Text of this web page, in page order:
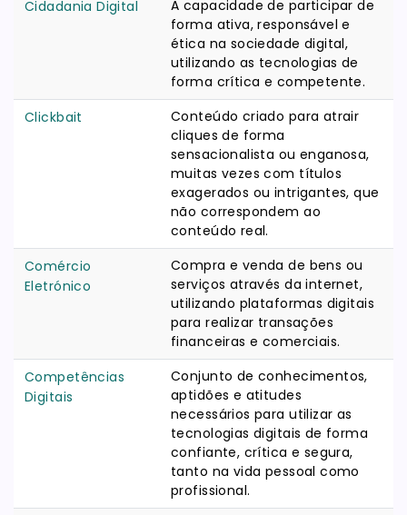
Cidadania Digital
A capacidade de participar de
forma ativa, responsável e
ética na sociedade digital,
utilizando as tecnologias de
forma crítica e competente.
Clickbait
Conteúdo criado para atrair
cliques de forma
sensacionalista ou enganosa,
muitas vezes com títulos
exagerados ou intrigantes, que
não correspondem ao
conteúdo real.
Comércio
Eletrónico
Compra e venda de bens ou
serviços através da internet,
utilizando plataformas digitais
para realizar transações
financeiras e comerciais.
Competências
Digitais
Conjunto de conhecimentos,
aptidões e atitudes
necessários para utilizar as
tecnologias digitais de forma
confiante, crítica e segura,
tanto na vida pessoal como
profissional.